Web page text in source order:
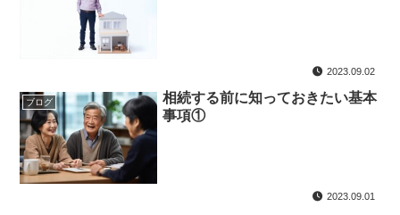
2023.09.02
ブログ
相続する前に知っておきたい基本
事項①
2023.09.01